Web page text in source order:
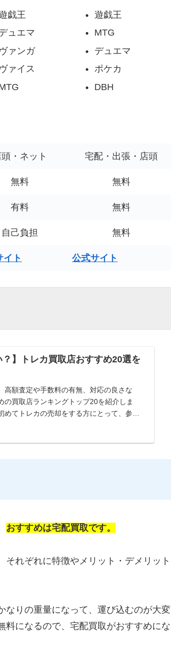
戯王
ュエマ
ヴァンガ
ヴァイス
遊戯王
MTG
デュエマ
ポケカ
DBH
頭・ネット 宅配・出張・店頭
無料 無料
有料 無料
自己負担 無料
イト 公式サイト
？】トレカ買取店おすすめ20選を
高額査定や手数料の有無、対応の良さな
の買取店ランキングトップ20を紹介しま
てトレカの売却をする方にとって、参考
おすすめは宅配買取です。
それぞれに特徴やメリット・デメリット
なりの重量になって、運び込むのが大変
料になるので、宅配買取がおすすめにな